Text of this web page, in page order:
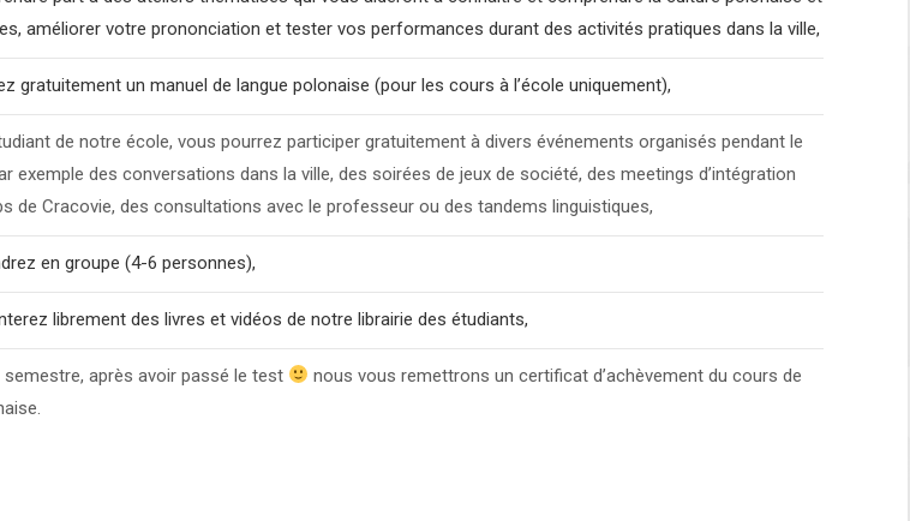
améliorer votre prononciation et tester vos performances durant des activités pratiques dans la ville,
gratuitement un manuel de langue polonaise (pour les cours à l’école uniquement),
de notre école, vous pourrez participer gratuitement à divers événements organisés pendant le
exemple des conversations dans la ville, des soirées de jeux de société, des meetings d’intégration
de Cracovie, des consultations avec le professeur ou des tandems linguistiques,
en groupe (4-6 personnes),
librement des livres et vidéos de notre librairie des étudiants,
semestre, après avoir passé le test
nous vous remettrons un certificat d’achèvement du cours de